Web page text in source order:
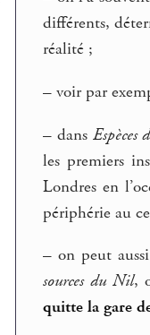
différents,
réalité ;
– voir par
– dans Espèces
les premiers
Londres en
périphérie au
– on peut
sources du Nil,
quitte la gare